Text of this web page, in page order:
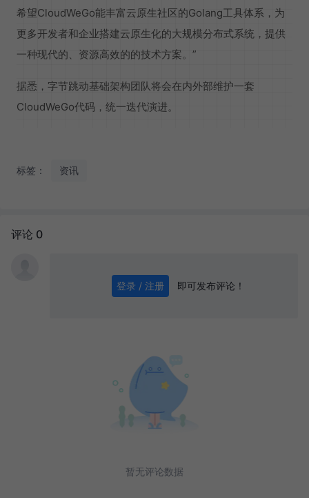
希望CloudWeGo能丰富云原生社区的Golang工具体系，为
更多开发者和企业搭建云原生化的大规模分布式系统，提供
一种现代的、资源高效的的技术方案。”
据悉，字节跳动基础架构团队将会在内外部维护一套
CloudWeGo代码，统一迭代演进。
标签： 资讯
评论 0
登录 / 注册 即可发布评论！
暂无评论数据